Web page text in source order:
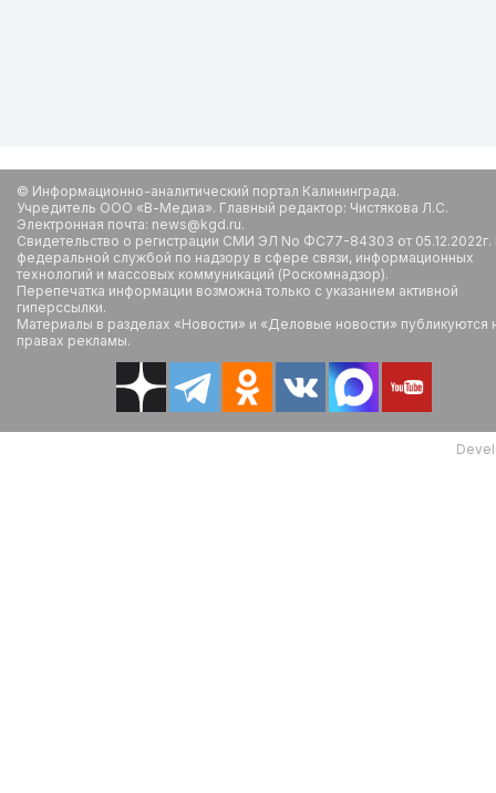
© Информационно-аналитический портал Калининграда.
Учредитель ООО «В-Медиа». Главный редактор: Чистякова Л.С.
Электронная почта: news@kgd.ru.
Свидетельство о регистрации СМИ ЭЛ No ФС77-84303 от
федеральной службой по надзору в сфере связи, информационных
технологий и массовых коммуникаций (Роскомнадзор).
Перепечатка информации возможна только с указанием активной
гиперссылки.
Материалы в разделах «Новости» и «Деловые новости» публикуются
правах рекламы.